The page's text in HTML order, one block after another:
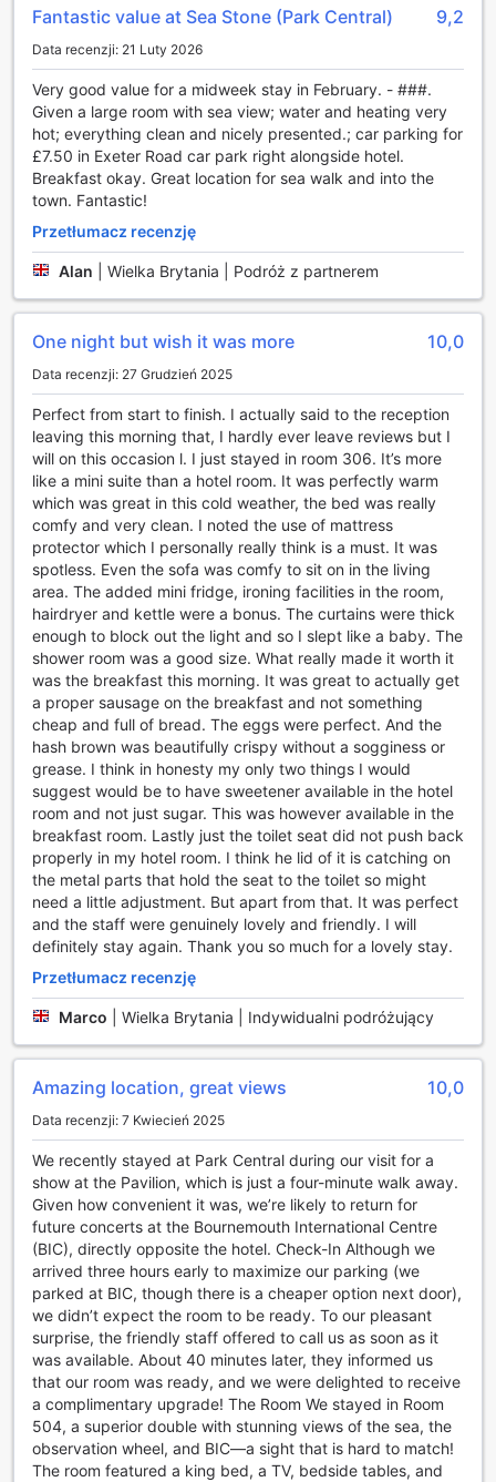
miłośników aktywnego wypoczynku. Położony tuż przy
malowniczej plaży, hotel oferuje gościom doskonałe
warunki do uprawiania sportów wodnych oraz plażowych.
Goście mogą korzystać z różnorodnych atrakcji, takich jak
siatkówka plażowa czy frisbee, które są doskonałą okazją
do spędzenia czasu na świeżym powietrzu w towarzystwie
rodziny i przyjaciół.
wynajęcia sprzętu do sportów wodnych, takich jak
paddleboarding czy kajakarstwo. To idealny sposób na
aktywne spędzenie czasu oraz odkrywanie uroków
nadmorskiego krajobrazu. Park Central Hotel zapewnia nie
gamy aktywności sportowych, które sprawią, że Twój
pobyt w Bournemouth będzie niezapomnianym
przeżyciem.
Udogodnienia w Park Central Hotel w Bournemouth
Park Central Hotel w Bournemouth to miejsce, które
zapewnia gościom szereg udogodnień, które sprawiają, że
każdy pobyt staje się komfortowy i bezstresowy. W hotelu
dostępna jest usługa pralni oraz czyszczenia na sucho, co
pozwala gościom cieszyć się świeżymi i zadbanymi
ubraniami przez cały czas. Dodatkowo, codzienne
sprzątanie pokoi gwarantuje, że każdy zakątek jest
zawsze w nienagannym stanie, co przyczynia się do
ogólnego komfortu pobytu. Dla osób podróżujących
służbowo lub w celach turystycznych, dostępne są również
sejfy, które zapewniają bezpieczeństwo wartościowych
przedmiotów.
W Park Central Hotel goście mogą również skorzystać z
usług konsjerża, który z przyjemnością pomoże w
organizacji lokalnych atrakcji oraz udzieli informacji na
temat okolicy. Bezpłatne Wi-Fi dostępne jest we
wszystkich pokojach oraz w częściach wspólnych, co
umożliwia łatwe pozostawanie w kontakcie z bliskimi czy
pracą. Dla palaczy wyznaczono specjalnie przeznaczone
strefy, co pozwala na komfortowe korzystanie z ich
nawyków. Dodatkowo, hotel oferuje przechowalnię bagażu,
co jest idealnym rozwiązaniem dla gości pragnących
zwiedzać miasto bez zbędnego obciążenia. Obsługa
pokojowa to kolejna zaleta, która pozwala na delektowanie
się posiłkami w intymnej atmosferze własnego pokoju.
Udogodnienia transportowe w Park Central Hotel
Park Central Hotel w Bournemouth oferuje wygodne
udogodnienia transportowe, które zapewniają gościom
łatwy dostęp do okolicy oraz pobliskich atrakcji. Hotel
dysponuje parkingiem, który jest dostępny dla gości,
jednak należy pamiętać, że obowiązują opłaty za
korzystanie z tej usługi. Dzięki temu, goście mogą cieszyć
się swobodą podróżowania własnym samochodem, a także
komfortem parkowania w bezpiecznym miejscu tuż obok
hotelu.
Dodatkowo, Park Central Hotel znajduje się w dogodnej
lokalizacji, co ułatwia korzystanie z komunikacji publicznej.
Bliskość przystanków autobusowych oraz stacji kolejowej
sprawia, że podróżowanie po Bournemouth i okolicznych
miejscowościach jest niezwykle proste. Goście mogą z
łatwością dotrzeć do popularnych atrakcji turystycznych,
plaż oraz lokalnych restauracji, co czyni pobyt w Park
Central Hotel jeszcze bardziej komfortowym i przyjemnym.
Fantastic value at Sea Stone (Park Central) 9,2
Data recenzji: 21 Luty 2026
Very good value for a midweek stay in February. - ###.
Given a large room with sea view; water and heating very
hot; everything clean and nicely presented.; car parking for
£7.50 in Exeter Road car park right alongside hotel.
Breakfast okay. Great location for sea walk and into the
town. Fantastic!
Przetłumacz recenzję
Alan Wielka Brytania | Podróż z partnerem
One night but wish it was more 10,0
Data recenzji: 27 Grudzień 2025
Perfect from start to finish. I actually said to the reception
leaving this morning that, I hardly ever leave reviews but I
will on this occasion l. I just stayed in room 306. It’s more
like a mini suite than a hotel room. It was perfectly warm
which was great in this cold weather, the bed was really
comfy and very clean. I noted the use of mattress
protector which I personally really think is a must. It was
spotless. Even the sofa was comfy to sit on in the living
area. The added mini fridge, ironing facilities in the room,
hairdryer and kettle were a bonus. The curtains were thick
enough to block out the light and so I slept like a baby. The
shower room was a good size. What really made it worth it
was the breakfast this morning. It was great to actually get
a proper sausage on the breakfast and not something
cheap and full of bread. The eggs were perfect. And the
hash brown was beautifully crispy without a sogginess or
grease. I think in honesty my only two things I would
suggest would be to have sweetener available in the hotel
room and not just sugar. This was however available in the
breakfast room. Lastly just the toilet seat did not push back
properly in my hotel room. I think he lid of it is catching on
the metal parts that hold the seat to the toilet so might
need a little adjustment. But apart from that. It was perfect
and the staff were genuinely lovely and friendly. I will
definitely stay again. Thank you so much for a lovely stay.
Przetłumacz recenzję
Marco Wielka Brytania | Indywidualni podróżujący
Amazing location, great views 10,0
Data recenzji: 7 Kwiecień 2025
We recently stayed at Park Central during our visit for a
show at the Pavilion, which is just a four-minute walk away.
Given how convenient it was, we’re likely to return for
future concerts at the Bournemouth International Centre
(BIC), directly opposite the hotel. Check-In Although we
arrived three hours early to maximize our parking (we
parked at BIC, though there is a cheaper option next door),
we didn’t expect the room to be ready. To our pleasant
surprise, the friendly staff offered to call us as soon as it
was available. About 40 minutes later, they informed us
that our room was ready, and we were delighted to receive
a complimentary upgrade! The Room We stayed in Room
504, a superior double with stunning views of the sea, the
observation wheel, and BIC—a sight that is hard to match!
The room featured a king bed, a TV, bedside tables, and